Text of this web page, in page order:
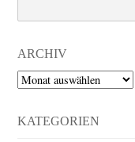
ARCHIV
Archiv
KATEGORIEN